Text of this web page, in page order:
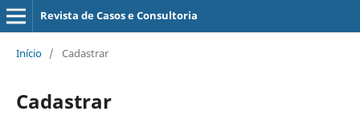
Revista de Casos e Consultoria
Início / Cadastrar
Cadastrar